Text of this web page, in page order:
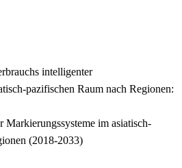
intelligenter
pazifischen Raum nach Regionen:
Markierungssysteme im asiatisch-
(2018-2033)